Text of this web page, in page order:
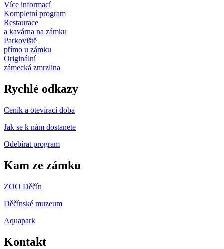
Více informací
Kompletní program
Restaurace
a kavárna na zámku
Parkoviště
přímo u zámku
Originální
zámecká zmrzlina
Rychlé odkazy
Ceník a otevírací doba
Jak se k nám dostanete
Odebírat program
Kam ze zámku
ZOO Děčín
Děčínské muzeum
Aquapark
Kontakt